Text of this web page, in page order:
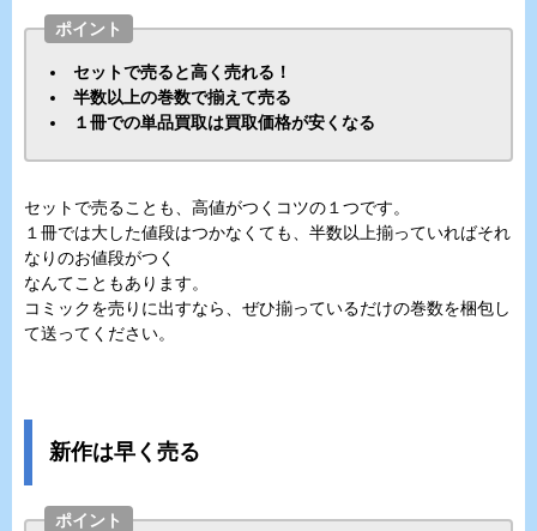
ポイント
セットで売ると高く売れる！
半数以上の巻数で揃えて売る
１冊での単品買取は買取価格が安くなる
セットで売ることも、高値がつくコツの１つです。
１冊では大した値段はつかなくても、半数以上揃っていればそれ
なりのお値段がつく
なんてこともあります。
コミックを売りに出すなら、ぜひ揃っているだけの巻数を梱包し
て送ってください。
新作は早く売る
ポイント